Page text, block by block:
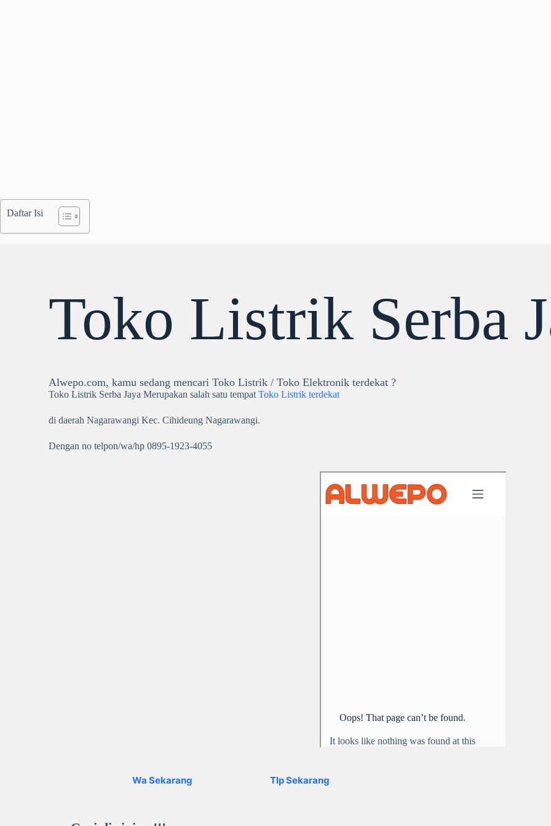
Daftar Isi
Toko Listrik Serba
Alwepo.com, kamu sedang mencari Toko Listrik / Toko Elektronik terdekat ?
Toko Listrik Serba Jaya Merupakan salah satu tempatToko Listrik terdekat
di daerah Nagarawangi Kec. Cihideung Nagarawangi.
Dengan no telpon/wa/hp 0895-1923-4055
Wa Sekarang Tlp Sekarang